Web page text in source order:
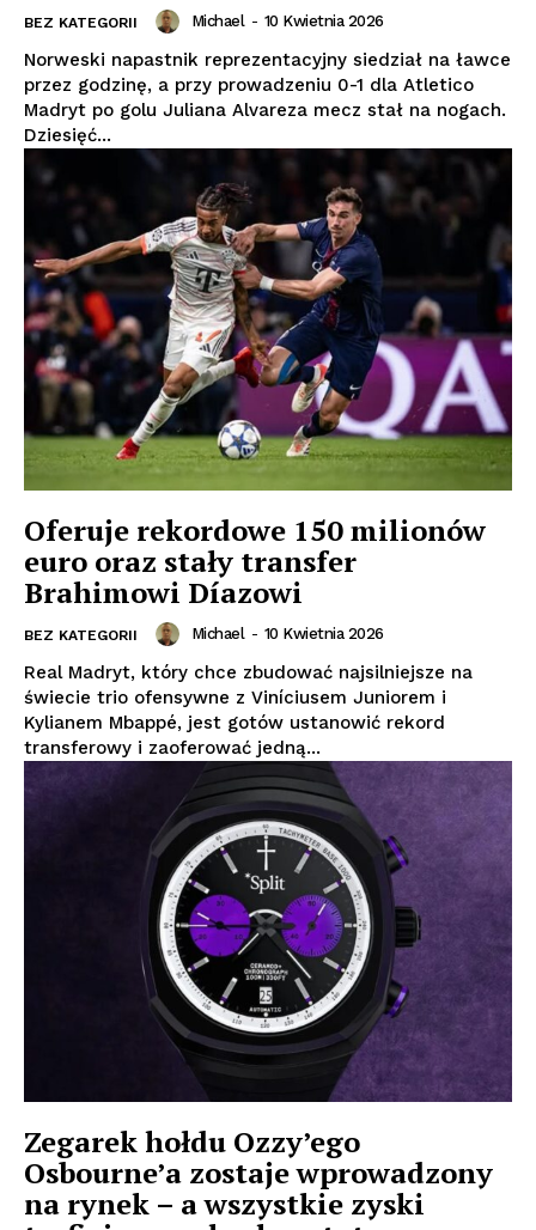
BEZ KATEGORII Michael - 10 Kwietnia 2026
Norweski napastnik reprezentacyjny siedział na ławce
przez godzinę, a przy prowadzeniu 0-1 dla Atletico
Madryt po golu Juliana Alvareza mecz stał na nogach.
Dziesięć...
Oferuje rekordowe 150 milionów
euro oraz stały transfer
Brahimowi Díazowi
BEZ KATEGORII Michael - 10 Kwietnia 2026
Real Madryt, który chce zbudować najsilniejsze na
świecie trio ofensywne z Viníciusem Juniorem i
Kylianem Mbappé, jest gotów ustanowić rekord
transferowy i zaoferować jedną...
Zegarek hołdu Ozzy’ego
Osbourne’a zostaje wprowadzony
na rynek – a wszystkie zyski